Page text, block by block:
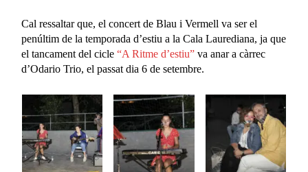
Cal ressaltar que, el concert de Blau i Vermell va ser el
penúltim de la temporada d’estiu a la Cala Laurediana, ja que
el tancament del cicle“A Ritme d’estiu” va anar a càrrec
d’Odario Trio, el passat dia 6 de setembre.